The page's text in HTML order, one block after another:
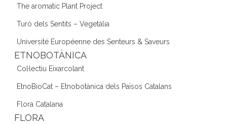
The aromatic Plant Project
Turó dels Sentits – Vegetàlia
Université Européenne des Senteurs & Saveurs
ETNOBOTÀNICA
Col·lectiu Eixarcolant
EtnoBioCat – Etnobotànica dels Països Catalans
Flora Catalana
FLORA